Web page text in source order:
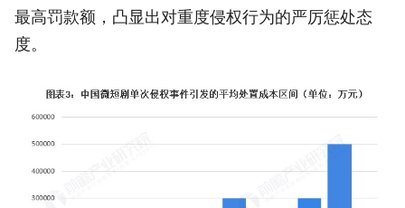
最高罚款额，凸显出对重度侵权行为的严厉惩处态
度。